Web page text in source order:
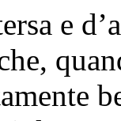
e